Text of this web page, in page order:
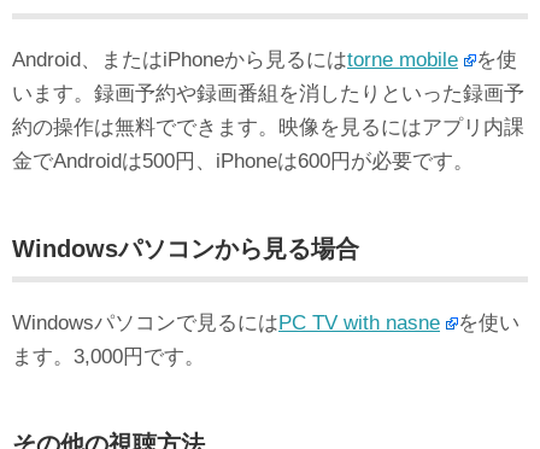
Android、またはiPhoneから見るにはtorne mobile
を使
います。録画予約や録画番組を消したりといった録画予
約の操作は無料でできます。映像を見るにはアプリ内課
金でAndroidは500円、iPhoneは600円が必要です。
Windowsパソコンから見る場合
Windowsパソコンで見るにはPC TV with nasne
を使い
ます。3,000円です。